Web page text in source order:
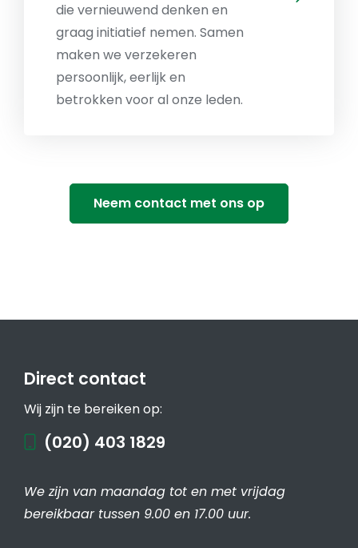
die vernieuwend denken en
graag initiatief nemen. Samen
maken we verzekeren
persoonlijk, eerlijk en
betrokken voor al onze leden.
Neem contact met ons op
Direct contact
Wij zijn te bereiken op:
(020) 403 1829
We zijn van maandag tot en met vrijdag
bereikbaar tussen 9.00 en 17.00 uur.